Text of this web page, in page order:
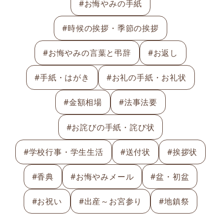
#お悔やみの手紙
#時候の挨拶・季節の挨拶
#お悔やみの言葉と弔辞 #お返し
#手紙・はがき #お礼の手紙・お礼状
#金額相場 #法事法要
#お詫びの手紙・詫び状
#学校行事・学生生活 #送付状 #挨拶状
#香典 #お悔やみメール #盆・初盆
#お祝い #出産～お宮参り #地鎮祭